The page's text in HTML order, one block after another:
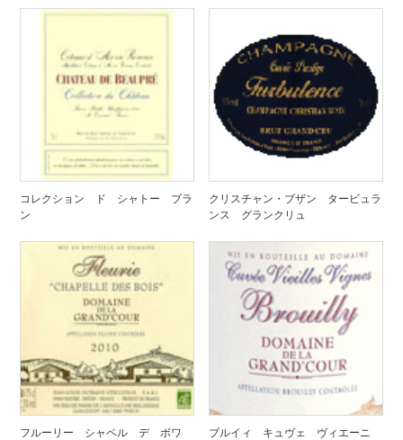
コレクション ド シャトー ブラ
ン
クリスチャン・ブザン タービュラ
ンス グランクリュ
フルーリー シャペル デ ボワ
ブルイィ キュヴェ ヴィエーニ